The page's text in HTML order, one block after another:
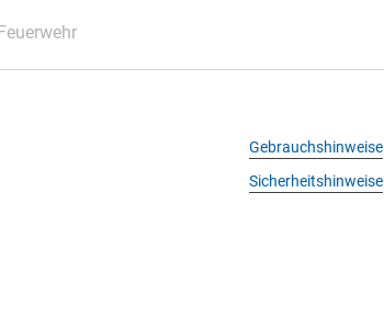
Gebrauchshinweise
Sicherheitshinweise